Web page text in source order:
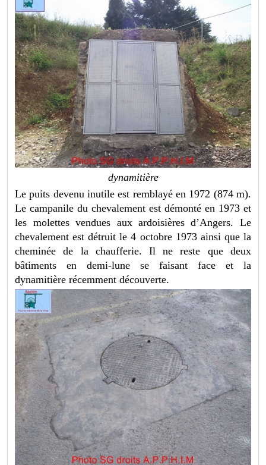
dynamitière
Le puits devenu inutile est remblayé en 1972 (874 m).
Le campanile du chevalement est démonté en 1973 et
les molettes vendues aux ardoisières d’Angers. Le
chevalement est détruit le 4 octobre 1973 ainsi que la
cheminée de la chaufferie. Il ne reste que deux
bâtiments en demi-lune se faisant face et la
dynamitière récemment découverte.